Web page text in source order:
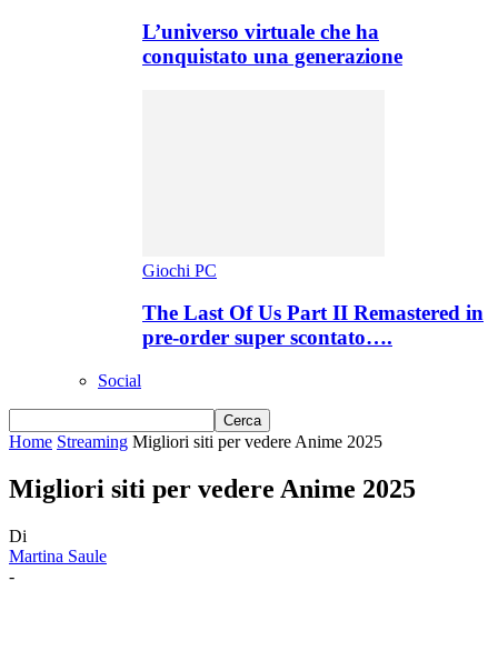
L’universo virtuale che ha
conquistato una generazione
Giochi PC
The Last Of Us Part II Remastered in
pre-order super scontato….
Social
Home Streaming Migliori siti per vedere Anime 2025
Migliori siti per vedere Anime 2025
Di
Martina Saule
-